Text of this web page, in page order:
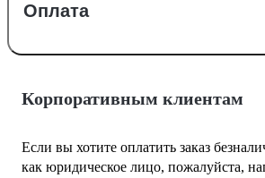
Оплата
Корпоративным клиентам
Если вы хотите оплатить заказ
как юридическое лицо, пожалуйста,